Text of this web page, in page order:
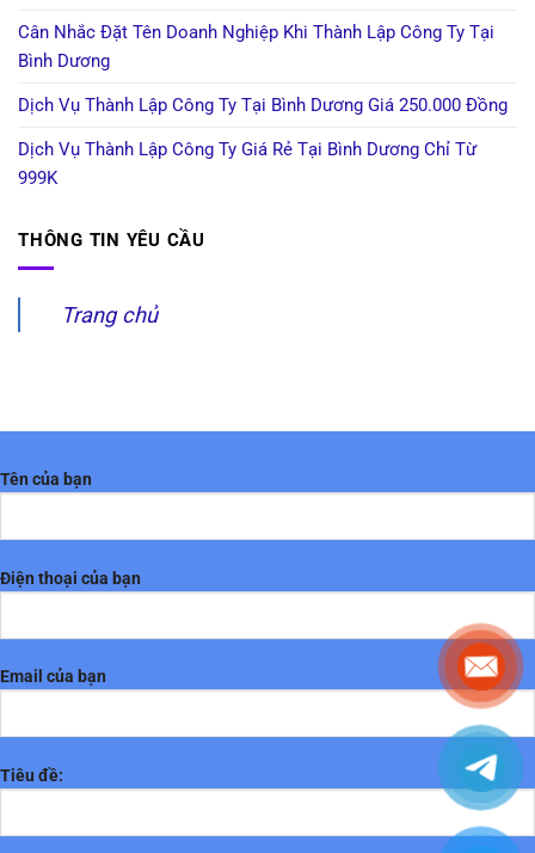
Cân Nhắc Đặt Tên Doanh Nghiệp Khi Thành Lập Công Ty Tại
Bình Dương
Dịch Vụ Thành Lập Công Ty Tại Bình Dương Giá 250.000 Đồng
Dịch Vụ Thành Lập Công Ty Giá Rẻ Tại Bình Dương Chỉ Từ
999K
THÔNG TIN YÊU CẦU
Trang chủ
Tên của bạn
Điện thoại của bạn
Email của bạn
Tiêu đề: